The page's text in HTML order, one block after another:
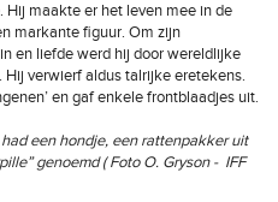
Hij maakte er het leven mee in de
markante figuur. Om zijn
en liefde werd hij door wereldlijke
verwierf aldus talrijke eretekens.
en gaf enkele frontblaadjes uit.
een hondje, een rattenpakker uit
genoemd ( Foto O. Gryson - IFF